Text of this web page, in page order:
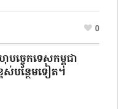
0
ច្ចេកទេសកម្ពុជា
ស់បន្ថែមទៀត។